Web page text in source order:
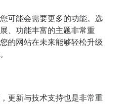
可能会需要更多的功能。选
、功能丰富的主题非常重
的网站在未来能够轻松升级
更新与技术支持也是非常重